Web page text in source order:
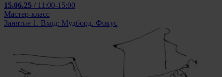
15.06.25 / 11:00-15:00
Мастер-класс
Занятие 1. Вход: Мудборд. Фокус